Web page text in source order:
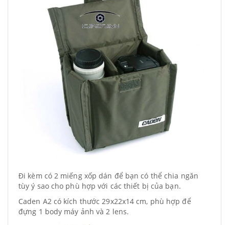
Đi kèm có 2 miếng xốp dán để bạn có thể chia ngăn
tùy ý sao cho phù hợp với các thiết bị của bạn.
Caden A2 có kích thước 29x22x14 cm, phù hợp để
đựng 1 body máy ảnh và 2 lens.